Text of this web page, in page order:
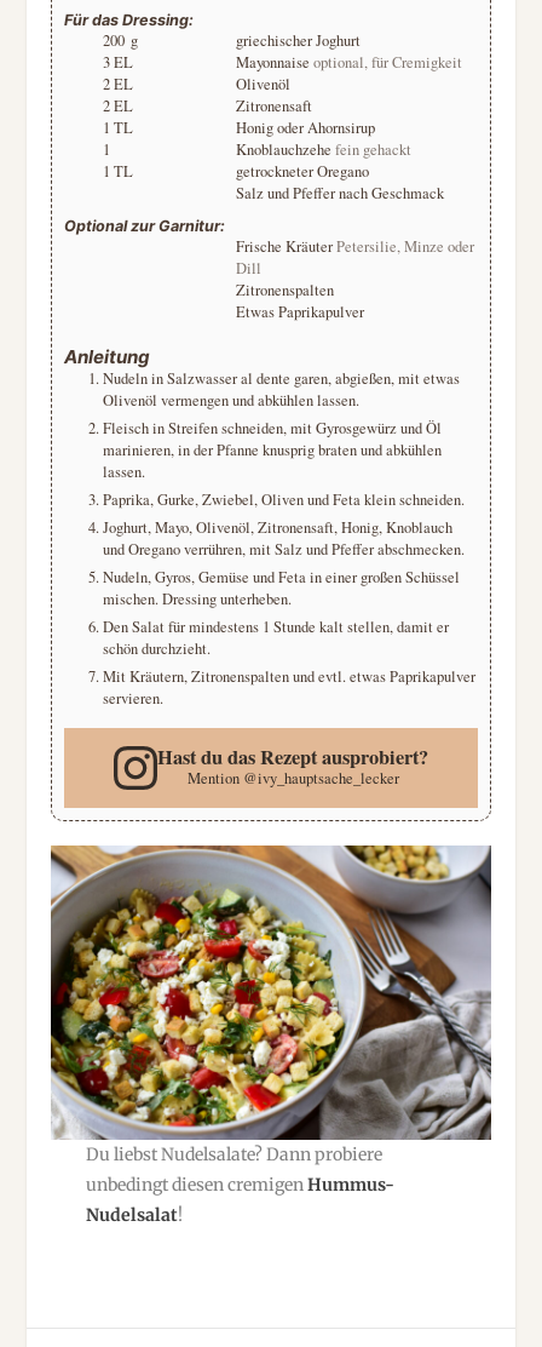
Für das Dressing:
200 g
griechischer Joghurt
3 EL Mayonnaise optional, für Cremigkeit
2 EL
Olivenöl
2 EL
Zitronensaft
1 TL
Honig oder Ahornsirup
1
Knoblauchzehe fein gehackt
1 TL
getrockneter Oregano
Salz und Pfeffer nach Geschmack
Optional zur Garnitur:
Frische Kräuter Petersilie, Minze oder
Dill
Zitronenspalten
Etwas Paprikapulver
Anleitung
Nudeln in Salzwasser al dente garen, abgießen, mit etwas
Olivenöl vermengen und abkühlen lassen.
Fleisch in Streifen schneiden, mit Gyrosgewürz und Öl
marinieren, in der Pfanne knusprig braten und abkühlen
lassen.
Paprika, Gurke, Zwiebel, Oliven und Feta klein schneiden.
Joghurt, Mayo, Olivenöl, Zitronensaft, Honig, Knoblauch
und Oregano verrühren, mit Salz und Pfeffer abschmecken.
Nudeln, Gyros, Gemüse und Feta in einer großen Schüssel
mischen. Dressing unterheben.
Den Salat für mindestens 1 Stunde kalt stellen, damit er
schön durchzieht.
Mit Kräutern, Zitronenspalten und evtl. etwas Paprikapulver
servieren.
Hast du das Rezept ausprobiert?
Mention @ivy_hauptsache_lecker
Du liebst Nudelsalate? Dann probiere
unbedingt diesen cremigenHummus-
Nudelsalat!